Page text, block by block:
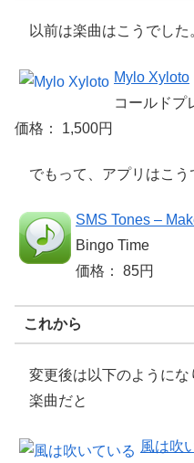
以前は楽曲はこうでした
Mylo Xyloto
コールドプ
価格： 1,500円
でもって、アプリはこう
SMS Tones –
Bingo Time
価格： 85円
これから
変更後は以下のようにな
楽曲だと
風は吹